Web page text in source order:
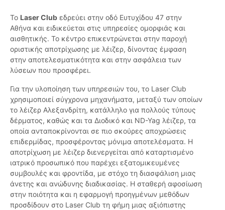
Το Laser Club εδρεύει στην οδό Ευτυχίδου 47 στην
Αθήνα και ειδικεύεται στις υπηρεσίες ομορφιάς και
αισθητικής. Το κέντρο επικεντρώνεται στην παροχή
οριστικής αποτρίχωσης με λέιζερ, δίνοντας έμφαση
στην αποτελεσματικότητα και στην ασφάλεια των
λύσεων που προσφέρει.
Για την υλοποίηση των υπηρεσιών του, το Laser Club
χρησιμοποιεί σύγχρονα μηχανήματα, μεταξύ των οποίων
το λέιζερ Αλεξανδρίτη, κατάλληλο για πολλούς τύπους
δέρματος, καθώς και τα Διοδικό και ND-Yag λέιζερ, τα
οποία ανταποκρίνονται σε πιο σκούρες αποχρώσεις
επιδερμίδας, προσφέροντας μόνιμα αποτελέσματα. Η
αποτρίχωση με λέιζερ διενεργείται από καταρτισμένο
ιατρικό προσωπικό που παρέχει εξατομικευμένες
συμβουλές και φροντίδα, με στόχο τη διασφάλιση μιας
άνετης και ανώδυνης διαδικασίας. Η σταθερή αφοσίωση
στην ποιότητα και η εφαρμογή προηγμένων μεθόδων
προσδίδουν στο Laser Club τη φήμη μιας αξιόπιστης